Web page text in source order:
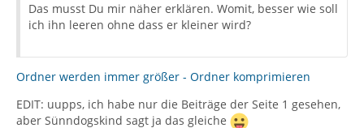
Das musst Du mir näher erklären. Womit, besser wie soll
ich ihn leeren ohne dass er kleiner wird?
Ordner werden immer größer - Ordner komprimieren
EDIT: uupps, ich habe nur die Beiträge der Seite 1 gesehen,
aber Sünndogskind sagt ja das gleiche